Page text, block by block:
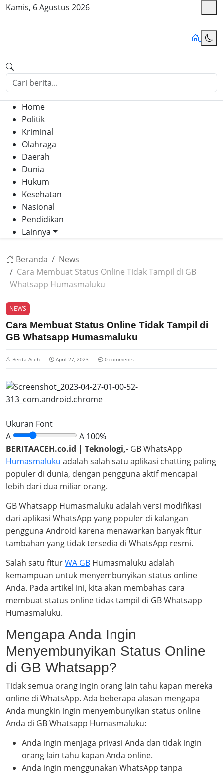
Kamis, 6 Agustus 2026
Home
Politik
Kriminal
Olahraga
Daerah
Dunia
Hukum
Kesehatan
Nasional
Pendidikan
Lainnya
Beranda
News
Cara Membuat Status Online Tidak Tampil di GB
Whatsapp Humasmaluku
NEWS
Cara Membuat Status Online Tidak Tampil di
GB Whatsapp Humasmaluku
Berita Aceh April 27, 2023 0 comments
Ukuran Font
A
A 100%
BERITAACEH.co.id | Teknologi,- GB WhatsApp
Humasmaluku adalah salah satu aplikasi chatting paling
populer di dunia, dengan pengguna aktif mencapai
lebih dari dua miliar orang.
GB Whatsapp Humasmaluku adalah versi modifikasi
dari aplikasi WhatsApp yang populer di kalangan
pengguna Android karena menawarkan banyak fitur
tambahan yang tidak tersedia di WhatsApp resmi.
Salah satu fiturWA GB Humasmaluku adalah
kemampuan untuk menyembunyikan status online
Anda. Pada artikel ini, kita akan membahas cara
membuat status online tidak tampil di GB Whatsapp
Humasmaluku.
Mengapa Anda Ingin
Menyembunyikan Status Online
di GB Whatsapp?
Tidak semua orang ingin orang lain tahu kapan mereka
online di WhatsApp. Ada beberapa alasan mengapa
Anda mungkin ingin menyembunyikan status online
Anda di GB Whatsapp Humasmaluku:
Anda ingin menjaga privasi Anda dan tidak ingin
orang lain tahu kapan Anda online.
Anda ingin menggunakan WhatsApp tanpa